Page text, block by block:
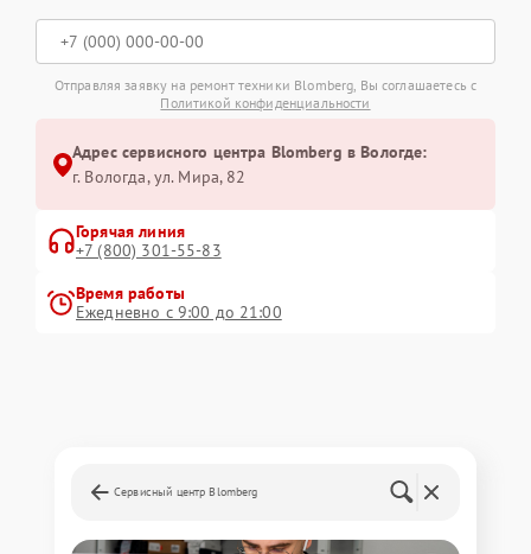
Отправляя заявку на ремонт техники Blomberg, Вы соглашаетесь с
Политикой конфиденциальности
Адрес сервисного центра Blomberg в Вологде:
г. Вологда, ул. Мира, 82
Горячая линия
+7 (800) 301-55-83
Время работы
Ежедневно с 9:00 до 21:00
Сервисный центр Blomberg